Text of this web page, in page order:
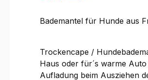
Bademantel für Hunde aus
Trockencape /
Haus oder für´s warme
Aufladung beim Ausziehen